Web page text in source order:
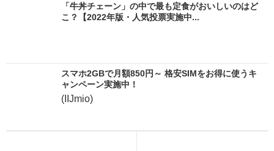
「牛丼チェーン」の中で最も定食がおいしいのはど
こ？【2022年版・人気投票実施中...
スマホ2GBで月額850円～ 格安SIMをお得に使うキ
ャンペーン実施中！
(IIJmio)